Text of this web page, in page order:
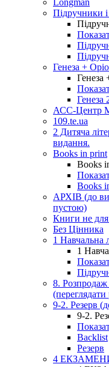
Longman
Підручники
Генеза +
Генеза
Генеза
АСС-Центр
109.te.ua
2 Дитяча
видання.
Books in print
Books
Books
АРХІВ (до
пустою)
Книги не
Без Цінника
1 Навчальна
1
8. Розпродаж
(переглядати
9-2. Резерв
9-2.
Backlist
Резерв
4